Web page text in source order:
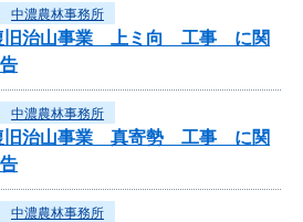
中濃農林事務所
旧治山事業 上ミ向 工事 に関
中濃農林事務所
旧治山事業 真寄勢 工事 に関
中濃農林事務所